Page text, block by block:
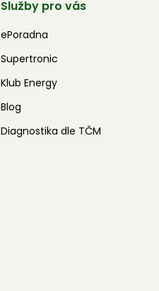
Služby pro vás
ePoradna
Supertronic
Klub Energy
Blog
Diagnostika dle TČM